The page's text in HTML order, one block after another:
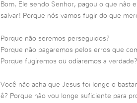
Bom, Ele sendo Senhor, pagou o que não
salvar! Porque nós vamos fugir do que
Porque não seremos perseguidos?
Porque não pagaremos pelos erros que
Porque fugiremos ou odiaremos a verdade?
Você não acha que Jesus foi longe o
ê? Porque não vou longe suficiente para